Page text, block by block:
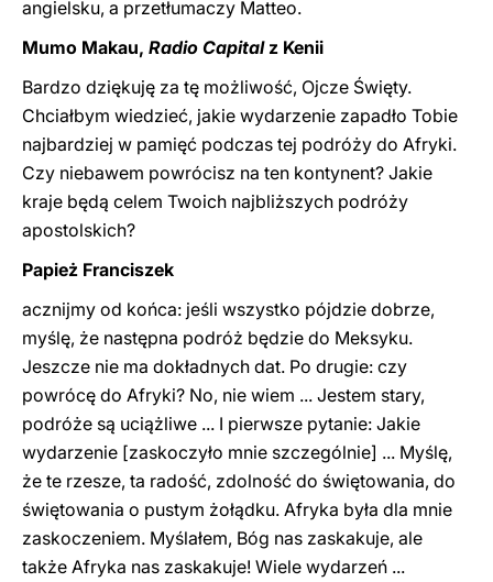
angielsku, a przetłumaczy Matteo.
Mumo Makau, Radio Capitalz Kenii
Bardzo dziękuję za tę możliwość, Ojcze Święty.
Chciałbym wiedzieć, jakie wydarzenie zapadło Tobie
najbardziej w pamięć podczas tej podróży do Afryki.
Czy niebawem powrócisz na ten kontynent? Jakie
kraje będą celem Twoich najbliższych podróży
apostolskich?
Papież Franciszek
acznijmy od końca: jeśli wszystko pójdzie dobrze,
myślę, że następna podróż będzie do Meksyku.
Jeszcze nie ma dokładnych dat. Po drugie: czy
powrócę do Afryki? No, nie wiem ... Jestem stary,
podróże są uciążliwe ... I pierwsze pytanie: Jakie
wydarzenie [zaskoczyło mnie szczególnie] ... Myślę,
że te rzesze, ta radość, zdolność do świętowania, do
świętowania o pustym żołądku. Afryka była dla mnie
zaskoczeniem. Myślałem, Bóg nas zaskakuje, ale
także Afryka nas zaskakuje! Wiele wydarzeń ...